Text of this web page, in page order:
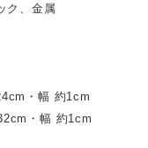
ク、金属
・幅 約1cm
・幅 約1cm